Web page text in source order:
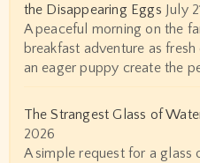
the Disappearing Eggs July
A peaceful morning on the
breakfast adventure as
an eager puppy create the
The Strangest Glass of
2026
A simple request for a glass